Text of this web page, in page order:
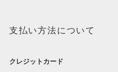
支払い方法について
クレジットカード